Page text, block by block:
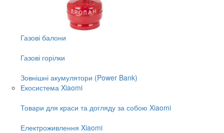
Газові балони
Газові горілки
Зовнішні акумулятори (Power Bank)
Екосистема Xiaomi
Товари для краси та догляду за собою Xiaomi
Електроживлення Xiaomi